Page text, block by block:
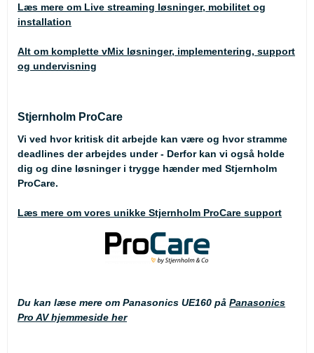
Læs mere om Live streaming løsninger, mobilitet og
installation
Alt om komplette vMix løsninger, implementering, support
og undervisning
Stjernholm ProCare
Vi ved hvor kritisk dit arbejde kan være og hvor stramme
deadlines der arbejdes under - Derfor kan vi også holde
dig og dine løsninger i trygge hænder med Stjernholm
ProCare.
Læs mere om vores unikke Stjernholm ProCare support
Du kan læse mere om Panasonics UE160 på Panasonics
Pro AV hjemmeside her